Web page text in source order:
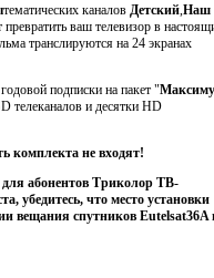
тематических каналов Детский,Наш
ваш телевизор в
транслируются на 24 экранах
подписки на пакет "
телеканалов и десятки HD
комплекта не входят!
абонентов Триколор ТВ-
убедитесь, что место установки
вещания спутников Eutelsat36A